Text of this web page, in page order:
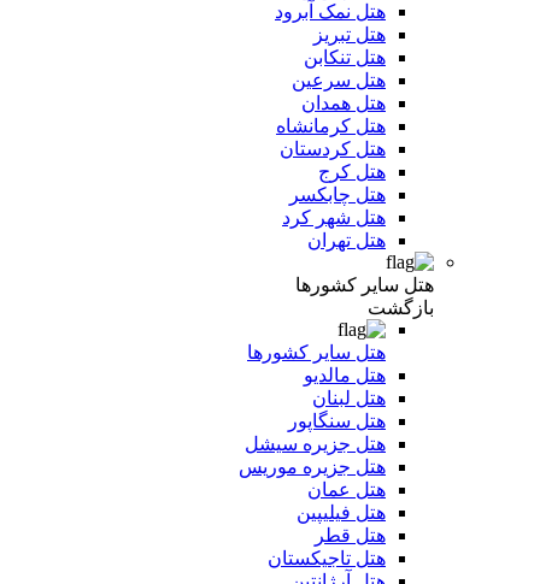
هتل نمک آبرود
هتل تبریز
هتل تنکابن
هتل سرعین
هتل همدان
هتل کرمانشاه
هتل کردستان
هتل کرج
هتل چابکسر
هتل شهر کرد
هتل تهران
هتل سایر کشورها
بازگشت
هتل سایر کشورها
هتل مالدیو
هتل لبنان
هتل سنگاپور
هتل جزیره سیشل
هتل جزیره موریس
هتل عمان
هتل فیلیپین
هتل قطر
هتل تاجیکستان